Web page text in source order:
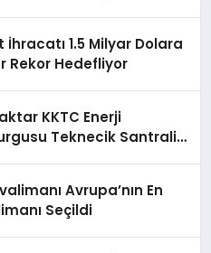
İhracatı 1.5 Milyar Dolara
Rekor Hedefliyor
KKTC Enerji
Teknecik Santrali
Avrupa’nın En
Seçildi